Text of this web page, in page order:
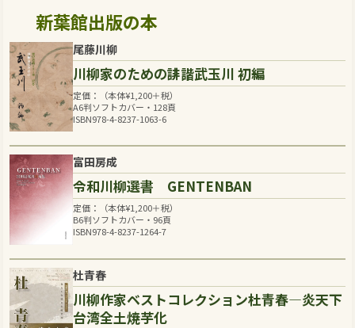
新葉館出版の本
尾藤川柳
川柳家のための誹諧武玉川 初編
定価：（本体¥1,200＋税）
A6判ソフトカバー・128頁
ISBN978-4-8237-1063-6
富田房成
令和川柳選書 GENTENBAN
定価：（本体¥1,200＋税）
B6判ソフトカバー・96頁
ISBN978-4-8237-1264-7
杜青春
川柳作家ベストコレクション杜青春―炎天下
台湾全土焼芋化